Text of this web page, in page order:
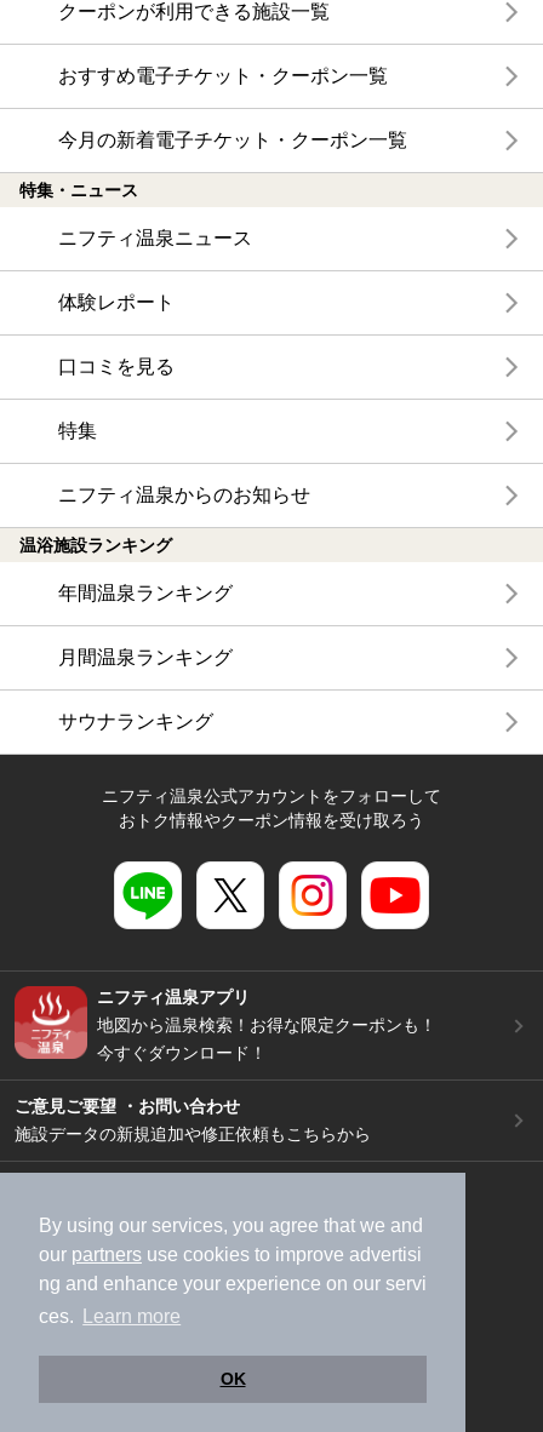
By using our services, you agree that we and
our partners use cookies to improve advertisi
ng and enhance your experience on our servi
ces.
Learn more
OK
クーポンが利用できる施設一覧
おすすめ電子チケット・クーポン一覧
今月の新着電子チケット・クーポン一覧
特集・ニュース
ニフティ温泉ニュース
体験レポート
口コミを見る
特集
ニフティ温泉からのお知らせ
温浴施設ランキング
年間温泉ランキング
月間温泉ランキング
サウナランキング
ニフティ温泉公式アカウントをフォローして
おトク情報やクーポン情報を受け取ろう
ニフティ温泉アプリ
地図から温泉検索！お得な限定クーポンも！
今すぐダウンロード！
ご意見ご要望 ・お問い合わせ
施設データの新規追加や修正依頼もこちらから
加盟店募集（資料請求）
広告出稿のご案内
利用規約
ライフスタイルMEMBERS+規約
特定商取引法に基づく表記
ヘルプ
採用情報
運営会社